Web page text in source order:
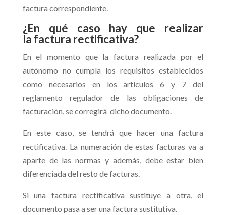
factura correspondiente.
¿En qué caso hay que realizar
la factura rectificativa?
En el momento que la factura realizada por el
autónomo no cumpla los requisitos establecidos
como necesarios en los artículos 6 y 7 del
reglamento regulador de las obligaciones de
facturación, se corregirá dicho documento.
En este caso, se tendrá que hacer una factura
rectificativa. La numeración de estas facturas va a
aparte de las normas y además, debe estar bien
diferenciada del resto de facturas.
Si una factura rectificativa sustituye a otra, el
documento pasa a ser una factura sustitutiva.